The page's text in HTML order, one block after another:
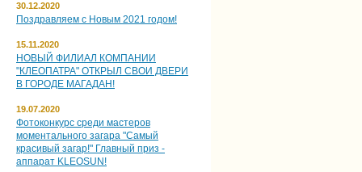
30.12.2020
Поздравляем с Новым 2021 годом!
15.11.2020
НОВЫЙ ФИЛИАЛ КОМПАНИИ
"КЛЕОПАТРА" ОТКРЫЛ СВОИ ДВЕРИ
В ГОРОДЕ МАГАДАН!
19.07.2020
Фотоконкурс среди мастеров
моментального загара "Самый
красивый загар!" Главный приз -
аппарат KLEOSUN!